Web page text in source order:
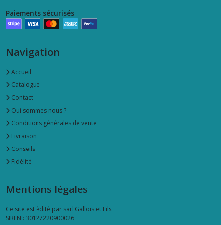
Paiements sécurisés
Navigation
Accueil
Catalogue
Contact
Qui sommes nous ?
Conditions générales de vente
Livraison
Conseils
Fidélité
Mentions légales
Ce site est édité par sarl Gallois et Fils.
SIREN : 30127220900026